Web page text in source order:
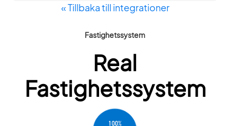
« Tillbaka till integrationer
Fastighetssystem
Real
Fastighetssystem